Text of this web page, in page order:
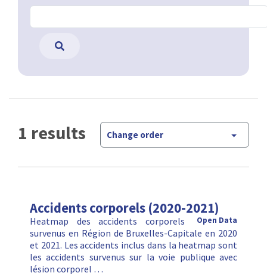
1 results Change order
Accidents corporels (2020-2021)
Open Data
Heatmap des accidents corporels
survenus en Région de Bruxelles-Capitale en 2020
et 2021. Les accidents inclus dans la heatmap sont
les accidents survenus sur la voie publique avec
lésion corporel …